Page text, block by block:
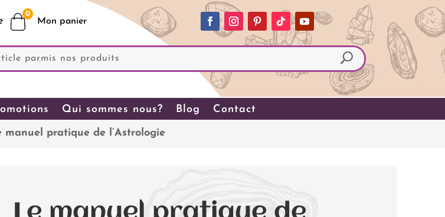
0
Qui sommes nous? Blog Contact
manuel pratique de l’Astrologie